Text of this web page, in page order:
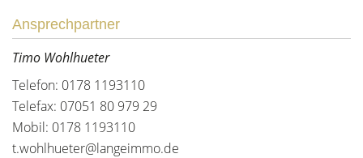
Ansprechpartner
Timo Wohlhueter
Telefon: 0178 1193110
Telefax: 07051 80 979 29
Mobil: 0178 1193110
t.wohlhueter@langeimmo.de